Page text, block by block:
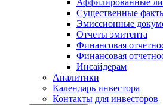
Существенные
Эмиссионные
Отчеты эмитента
Финансовая
Финансовая
Инсайдерам
Аналитики
Календарь инвестора
Контакты для инвесторов